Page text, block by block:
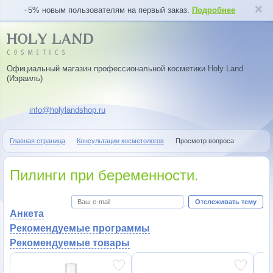
−5% новым пользователям на первый заказ. Подробнее
Официальный магазин профессиональной косметики Holy Land
(Израиль)
info@holylandshop.ru
Главная страница Консультации косметологов Просмотр вопроса
Пилинги при беременности.
Отслеживать тему
Анкета
Рекомендуемые программы
Рекомендуемые товары